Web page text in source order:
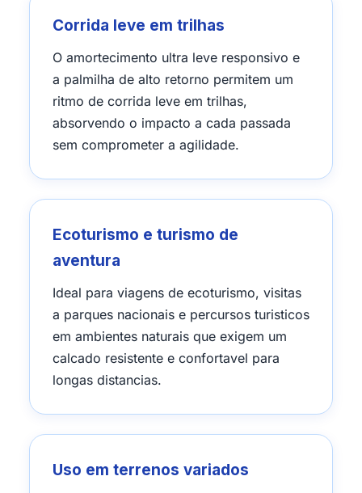
Corrida leve em trilhas
O amortecimento ultra leve responsivo e
a palmilha de alto retorno permitem um
ritmo de corrida leve em trilhas,
absorvendo o impacto a cada passada
sem comprometer a agilidade.
Ecoturismo e turismo de
aventura
Ideal para viagens de ecoturismo, visitas
a parques nacionais e percursos turisticos
em ambientes naturais que exigem um
calcado resistente e confortavel para
longas distancias.
Uso em terrenos variados